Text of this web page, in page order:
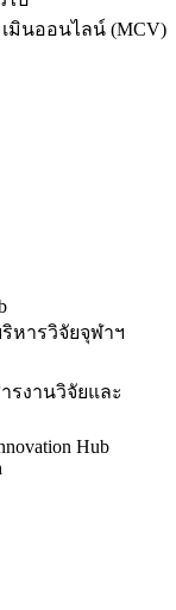
มินออนไลน์ (MCV)
หารวิจัยจุฬาฯ
รงานวิจัยและ
Hub